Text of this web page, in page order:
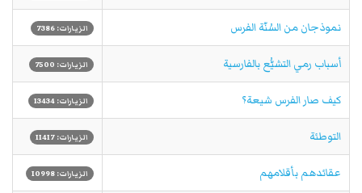
نموذجان من السُنّة الفرس الزيارات: 7386
أسباب رمي التشيُّع بالفارسية الزيارات: 7500
كيف صار الفرس شيعة؟ الزيارات: 13434
التوطئة الزيارات: 11417
عقائدهم بأقلامهم الزيارات: 10998